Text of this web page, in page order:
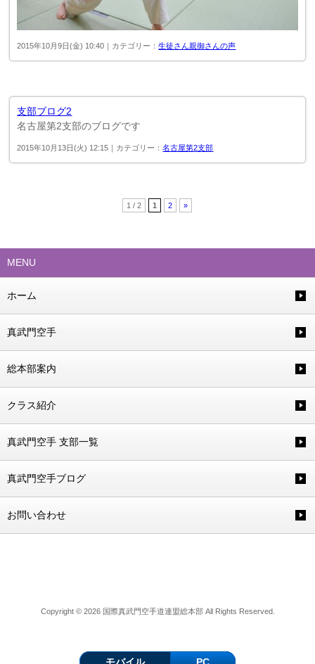
2015年10月9日(金) 10:40｜カテゴリー：生徒さん親御さんの声
支部ブログ2
名古屋第2支部のブログです
2015年10月13日(火) 12:15｜カテゴリー：名古屋第2支部
1 / 2 1 2 »
MENU
ホーム
真武門空手
総本部案内
クラス紹介
真武門空手 支部一覧
真武門空手ブログ
お問い合わせ
Copyright © 2026 国際真武門空手道連盟総本部 All Rights Reserved.
モバイル PC